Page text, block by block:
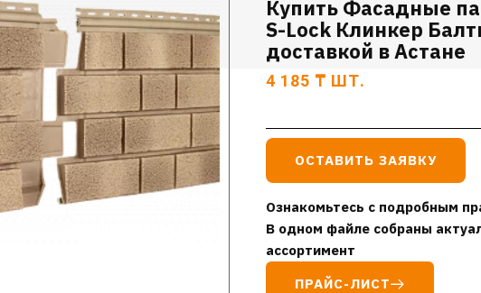
Купить Фасадные
S-Lock Клинкер
доставкой в Астане
4 185 ₸ ШТ.
ОСТАВИТЬ ЗАЯВКУ
Ознакомьтесь с подробным
В одном файле собраны
ассортимент
ПРАЙС-ЛИСТ